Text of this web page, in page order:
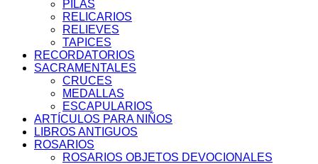
PILAS
RELICARIOS
RELIEVES
TAPICES
RECORDATORIOS
SACRAMENTALES
CRUCES
MEDALLAS
ESCAPULARIOS
ARTÍCULOS PARA NIÑOS
LIBROS ANTIGUOS
ROSARIOS
ROSARIOS OBJETOS DEVOCIONALES